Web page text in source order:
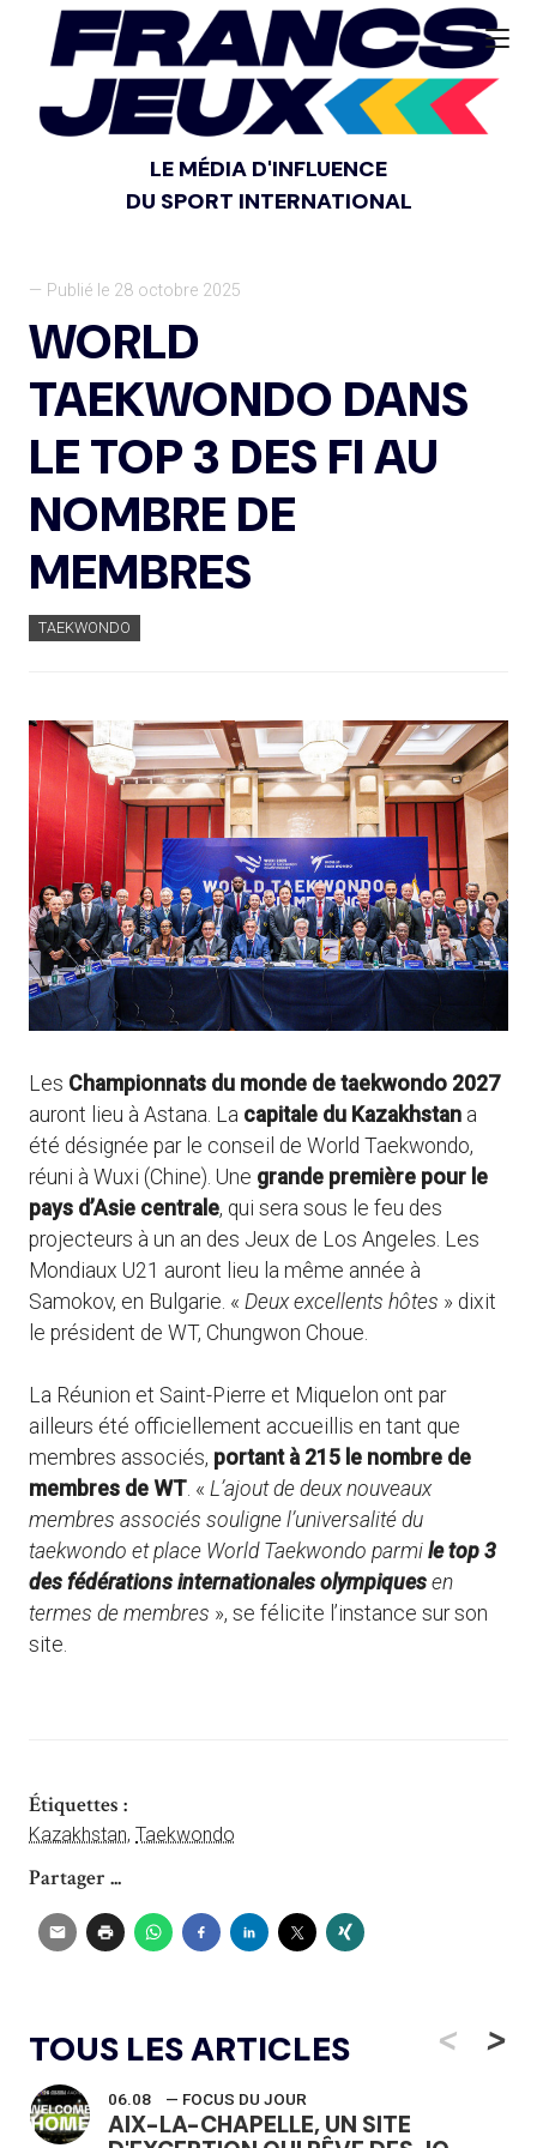
LE MÉDIA D'INFLUENCE
DU SPORT INTERNATIONAL
— Publié le 28 octobre 2025
WORLD
TAEKWONDO DANS
LE TOP 3 DES FI AU
NOMBRE DE
MEMBRES
TAEKWONDO
Les Championnats du monde de taekwondo 2027
auront lieu à Astana. La capitale du Kazakhstan a
été désignée par le conseil de World Taekwondo,
réuni à Wuxi (Chine). Une grande première pour le
pays d’Asie centrale, qui sera sous le feu des
projecteurs à un an des Jeux de Los Angeles. Les
Mondiaux U21 auront lieu la même année à
Samokov, en Bulgarie. « Deux excellents hôtes » dixit
le président de WT, Chungwon Choue.
La Réunion et Saint-Pierre et Miquelon ont par
ailleurs été officiellement accueillis en tant que
membres associés, portant à 215 le nombre de
membres de WT . « L’ajout de deux nouveaux
membres associés souligne l’universalité du
taekwondo et place World Taekwondo parmi le top 3
des fédérations internationales olympiques en
termes de membres », se félicite l’instance sur son
site.
Étiquettes :
Kazakhstan, Taekwondo
Partager ...
TOUS LES ARTICLES <
06.08 — FOCUS DU JOUR
AIX-LA-CHAPELLE, UN SITE
>